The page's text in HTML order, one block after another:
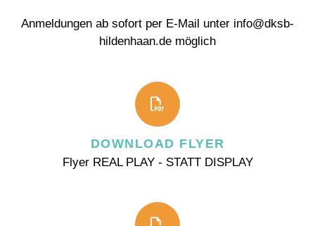
Anmeldungen ab sofort per E-Mail unter info@dksb-
hildenhaan.de möglich
DOWNLOAD FLYER
Flyer REAL PLAY - STATT DISPLAY